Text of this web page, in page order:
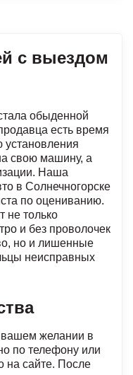
с выездом
обыденной
есть время
установления
свою машину, а
Наша
в Солнечногорске
по оцениванию.
не только
и без проволочек
но и лишенные
неисправных
желании в
по телефону или
на сайте. После